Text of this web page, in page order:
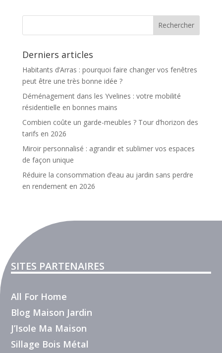
Derniers articles
Habitants d’Arras : pourquoi faire changer vos fenêtres
peut être une très bonne idée ?
Déménagement dans les Yvelines : votre mobilité
résidentielle en bonnes mains
Combien coûte un garde-meubles ? Tour d’horizon des
tarifs en 2026
Miroir personnalisé : agrandir et sublimer vos espaces
de façon unique
Réduire la consommation d’eau au jardin sans perdre
en rendement en 2026
SITES PARTENAIRES
All For Home
Blog Maison Jardin
J’Isole Ma Maison
Sillage Bois Métal